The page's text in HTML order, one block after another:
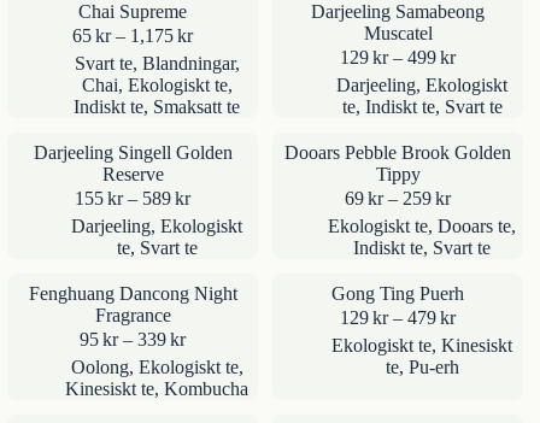
Chai Supreme
65kr – 1,175krPrisintervall:
65kr
till
1,175kr
Svart te, Blandningar,
Chai, Ekologiskt te,
Indiskt te, Smaksatt te
Darjeeling Samabeong
Muscatel
129kr – 499kr
129kr
till
Darjeeling, Ekologiskt
te, Indiskt te, Svart te
Darjeeling Singell Golden
Reserve
155kr – 589krPrisintervall:
155kr
till
Darjeeling, Ekologiskt
te, Svart te
Dooars Pebble Brook Golden
Tippy
69kr – 259kr
69kr
till
Ekologiskt te, Dooars te,
Indiskt te, Svart te
Fenghuang Dancong Night
Fragrance
95kr – 339krPrisintervall:
95kr
till
Oolong, Ekologiskt te,
Kinesiskt te, Kombucha
Gong Ting Puerh
129kr – 479kr
129kr
till
Ekologiskt te, Kinesiskt
te, Pu-erh